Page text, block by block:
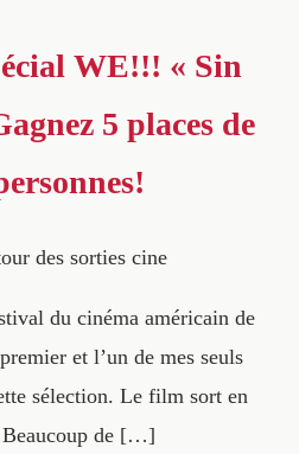
WE!!! « Sin
5 places de
des sorties cine
du cinéma américain de
et l’un de mes seuls
sélection. Le film sort en
Beaucoup de […]